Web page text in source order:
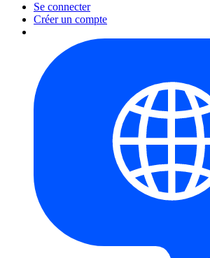
Se connecter
Créer un compte